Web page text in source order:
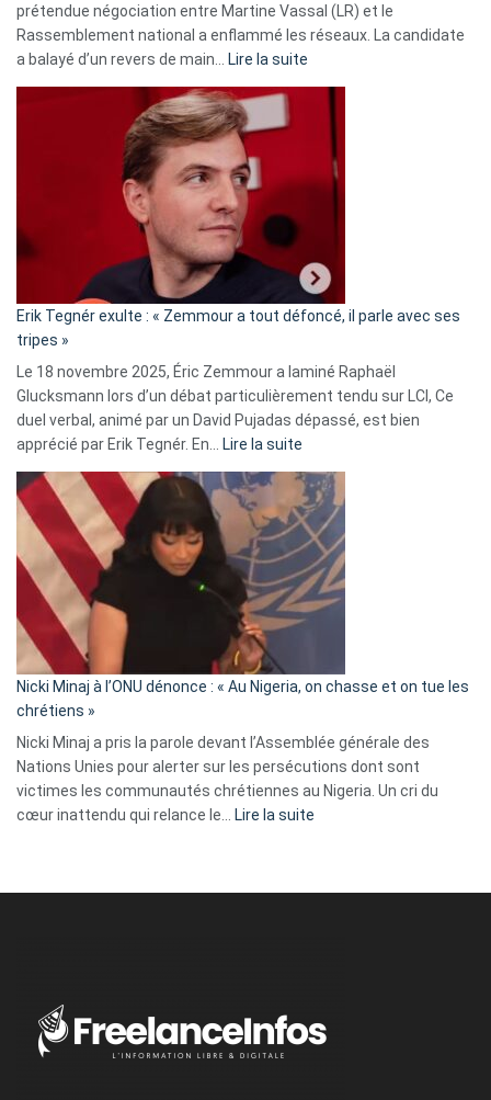
prétendue négociation entre Martine Vassal (LR) et le
Rassemblement national a enflammé les réseaux. La candidate
a balayé d’un revers de main…
Lire la suite
d’alliance
secrète
«
C’est
fake
news
»
Erik Tegnér exulte : « Zemmour a tout défoncé, il parle avec ses
tripes »
Le 18 novembre 2025, Éric Zemmour a laminé Raphaël
Glucksmann lors d’un débat particulièrement tendu sur LCI, Ce
duel verbal, animé par un David Pujadas dépassé, est bien
apprécié par Erik Tegnér. En…
Lire la suite
Tegnér
exulte
« Zemmour
a
tout
parle
ses
tripes »
Nicki Minaj à l’ONU dénonce : « Au Nigeria, on chasse et on tue les
chrétiens »
Nicki Minaj a pris la parole devant l’Assemblée générale des
Nations Unies pour alerter sur les persécutions dont sont
victimes les communautés chrétiennes au Nigeria. Un cri du
cœur inattendu qui relance le…
Lire la suite
Nigeria,